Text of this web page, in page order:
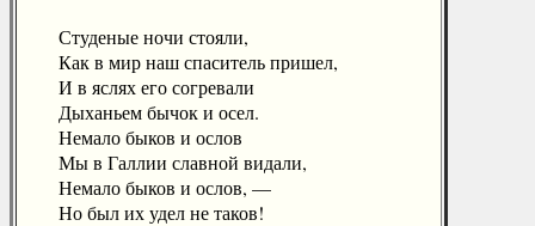
Студеные ночи стояли,
Как в мир наш спаситель пришел,
И в яслях его согревали
Дыханьем бычок и осел.
Немало быков и ослов
Мы в Галлии славной видали,
Немало быков и ослов, —
Но был их удел не таков!